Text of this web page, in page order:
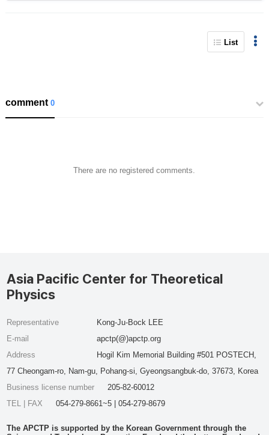
List
comment0
There are no registered comments.
Asia Pacific Center for Theoretical
Physics
Representative
Kong-Ju-Bock LEE
E-mail
apctp(@)apctp.org
Address
Hogil Kim Memorial Building #501 POSTECH,
77 Cheongam-ro, Nam-gu, Pohang-si, Gyeongsangbuk-do, 37673, Korea
Business license number
205-82-60012
TEL | FAX
054-279-8661~5 | 054-279-8679
The APCTP is supported by the Korean Government through the